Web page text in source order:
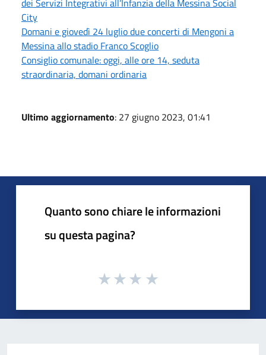
City
Domani e giovedì 24 luglio due concerti di Mengoni a
Messina allo stadio Franco Scoglio
Consiglio comunale: oggi, alle ore 14, seduta
straordinaria, domani ordinaria
Ultimo aggiornamento: 27 giugno 2023, 01:41
Quanto sono chiare le informazioni
su questa pagina?